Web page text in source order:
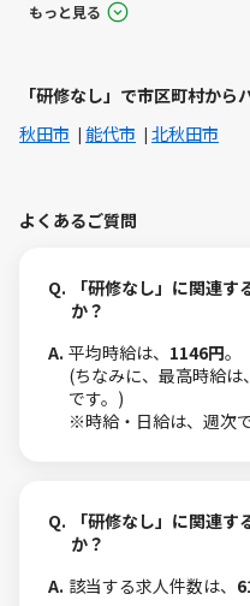
もっと見る
「研修なし」で市区町村から
秋田市
能代市 北秋田市
よくあるご質問
Q.
「研修なし」に関連
か？
A. 平均時給は、 1146円。
(ちなみに、最高時給は、
です。)
※時給・日給は、週次
Q.
「研修なし」に関連
か？
A. 該当する求人件数は、